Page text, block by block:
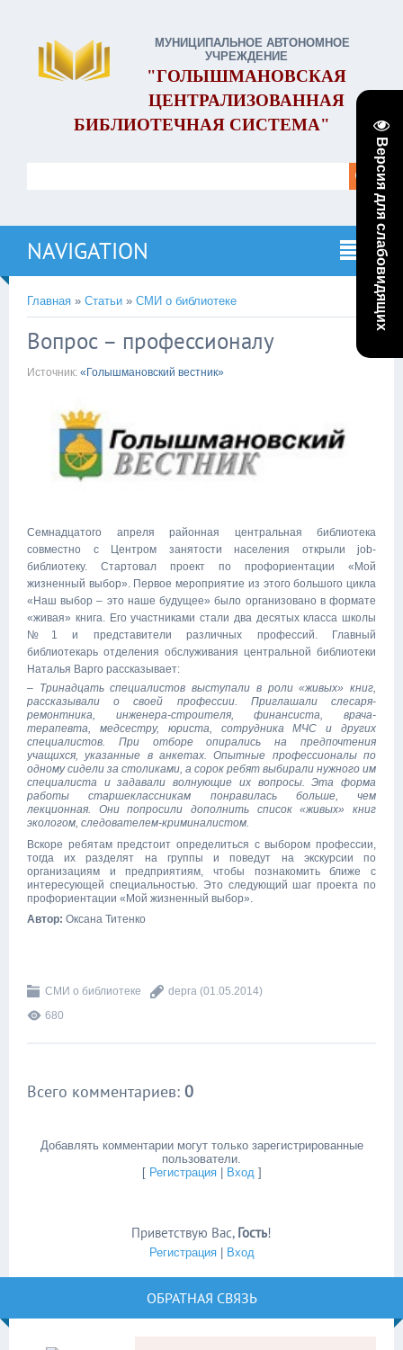
Версия для слабовидящих
МУНИЦИПАЛЬНОЕ АВТОНОМНОЕ
УЧРЕЖДЕНИЕ
"ГОЛЫШМАНОВСКАЯ
ЦЕНТРАЛИЗОВАННАЯ
БИБЛИОТЕЧНАЯ СИСТЕМА"
NAVIGATION
Главная » Статьи » СМИ о библиотеке
Вопрос – профессионалу
Источник: «Голышмановский вестник»
Семнадцатого апреля районная центральная библиотека
совместно с Центром занятости населения открыли job-
библиотеку. Стартовал проект по профориентации «Мой
жизненный выбор». Первое мероприятие из этого большого цикла
«Наш выбор – это наше будущее» было организовано в формате
«живая» книга. Его участниками стали два десятых класса школы
№1 и представители различных профессий. Главный
библиотекарь отделения обслуживания центральной библиотеки
Наталья Варго рассказывает:
– Тринадцать специалистов выступали в роли «живых» книг,
рассказывали о своей профессии. Приглашали слесаря-
ремонтника, инженера-строителя, финансиста, врача-
терапевта, медсестру, юриста, сотрудника МЧС и других
специалистов. При отборе опирались на предпочтения
учащихся, указанные в анкетах. Опытные профессионалы по
одному сидели за столиками, а сорок ребят выбирали нужного им
специалиста и задавали волнующие их вопросы. Эта форма
работы старшеклассникам понравилась больше, чем
лекционная. Они попросили дополнить список «живых» книг
экологом, следователем-криминалистом.
Вскоре ребятам предстоит определиться с выбором профессии,
тогда их разделят на группы и поведут на экскурсии по
организациям и предприятиям, чтобы познакомить ближе с
интересующей специальностью. Это следующий шаг проекта по
профориентации «Мой жизненный выбор».
Автор: Оксана Титенко
СМИ о библиотеке depra (01.05.2014)
680
Всего комментариев: 0
Добавлять комментарии могут только зарегистрированные
пользователи.
[ Регистрация| Вход]
Приветствую Вас, Гость!
Регистрация| Вход
ОБРАТНАЯ СВЯЗЬ